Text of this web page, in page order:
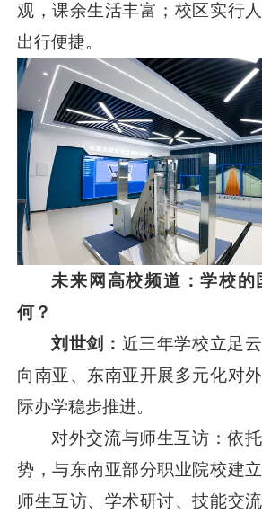
观，课余生活丰富；校区实行
出行便捷。
未来网高校频道：学校的
何？
刘世剑： 近三年学校立足
向南亚、东南亚开展多元化对
际办学稳步推进。
对外交流与师生互访：依
势，与东南亚部分职业院校建
师生互访、学术研讨、技能交